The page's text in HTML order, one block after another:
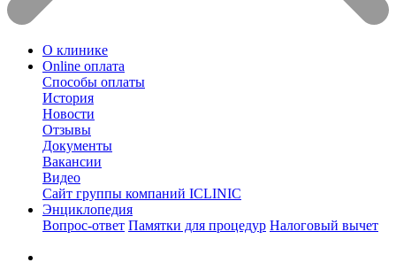
О клинике
Online оплата
Способы оплаты
История
Новости
Отзывы
Документы
Вакансии
Видео
Сайт группы компаний ICLINIC
Энциклопедия
Вопрос-ответ Памятки для процедур Налоговый вычет